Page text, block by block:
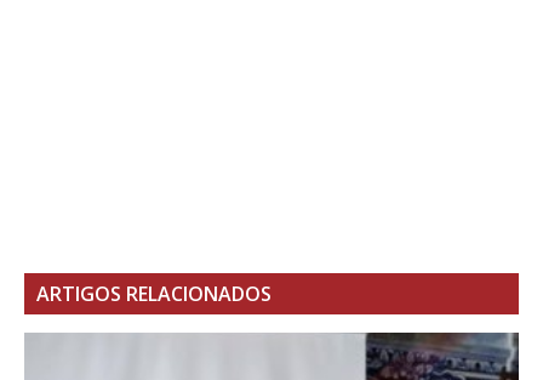
ARTIGOS RELACIONADOS